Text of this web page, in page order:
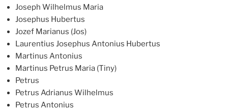
Joseph Wilhelmus Maria
Josephus Hubertus
Jozef Marianus (Jos)
Laurentius Josephus Antonius Hubertus
Martinus Antonius
Martinus Petrus Maria (Tiny)
Petrus
Petrus Adrianus Wilhelmus
Petrus Antonius